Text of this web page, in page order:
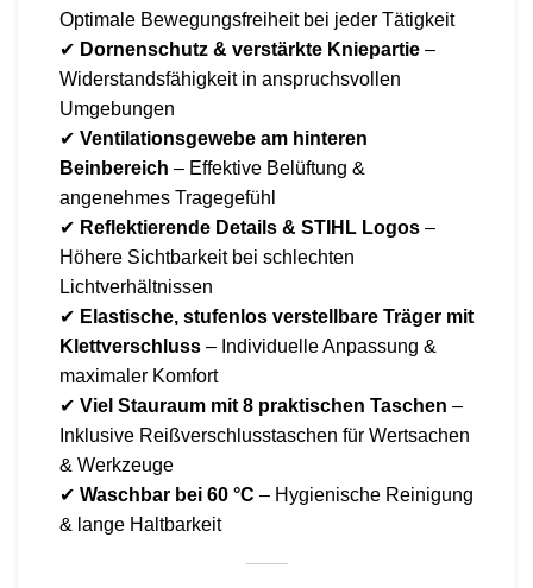
Optimale Bewegungsfreiheit bei jeder Tätigkeit
✔ Dornenschutz & verstärkte Kniepartie –
Widerstandsfähigkeit in anspruchsvollen
Umgebungen
✔ Ventilationsgewebe am hinteren
Beinbereich – Effektive Belüftung &
angenehmes Tragegefühl
✔ Reflektierende Details & STIHL Logos –
Höhere Sichtbarkeit bei schlechten
Lichtverhältnissen
✔ Elastische, stufenlos verstellbare Träger mit
Klettverschluss – Individuelle Anpassung &
maximaler Komfort
✔ Viel Stauraum mit 8 praktischen Taschen –
Inklusive Reißverschlusstaschen für Wertsachen
& Werkzeuge
✔ Waschbar bei 60 °C – Hygienische Reinigung
& lange Haltbarkeit